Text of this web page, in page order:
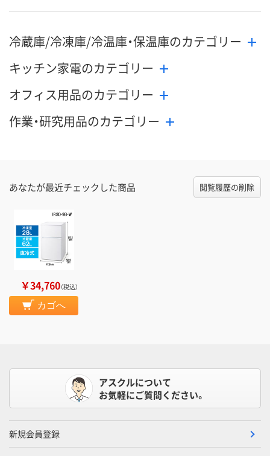
冷蔵庫/冷凍庫/冷温庫・保温庫のカテゴリー
キッチン家電のカテゴリー
オフィス用品のカテゴリー
作業・研究用品のカテゴリー
あなたが最近チェックした商品 閲覧履歴の削除
￥34,760（税込）
カゴへ
アスクルについて
お気軽にご質問ください。
新規会員登録